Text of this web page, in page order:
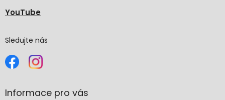
YouTube
Sledujte nás
Informace pro vás